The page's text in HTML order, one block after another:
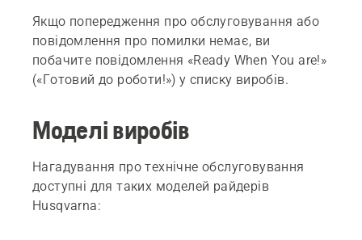
Якщо попередження про обслуговування або
повідомлення про помилки немає, ви
побачите повідомлення «Ready When You are!»
(«Готовий до роботи!») у списку виробів.
Моделі виробів
Нагадування про технічне обслуговування
доступні для таких моделей райдерів
Husqvarna: